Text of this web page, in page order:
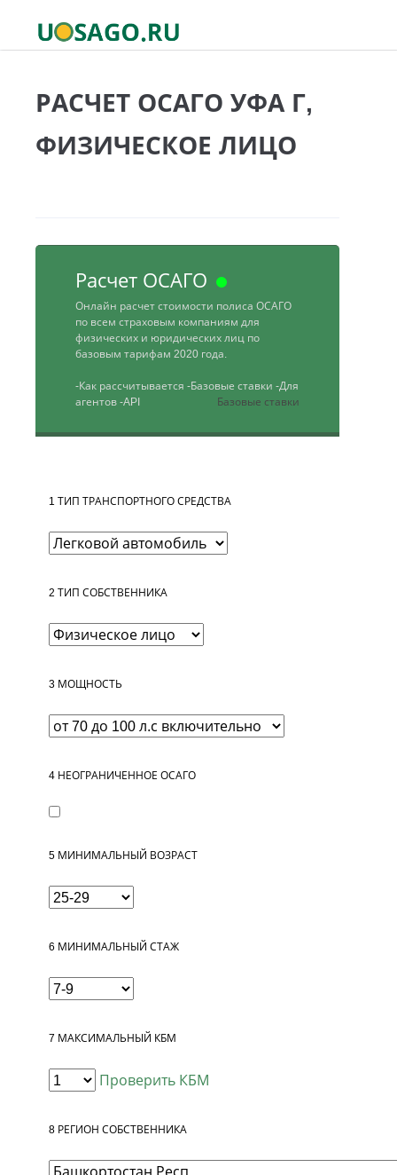
РАСЧЕТ ОСАГО УФА Г,
ФИЗИЧЕСКОЕ ЛИЦО
Расчет ОСАГО
Онлайн расчет стоимости полиса ОСАГО
по всем страховым компаниям для
физических и юридических лиц по
базовым тарифам 2020 года.
-Как рассчитывается -Базовые ставки -Для
агентов-API Базовые ставки
1 ТИП ТРАНСПОРТНОГО СРЕДСТВА
2 ТИП СОБСТВЕННИКА
3 МОЩНОСТЬ
4 НЕОГРАНИЧЕННОЕ ОСАГО
5 МИНИМАЛЬНЫЙ ВОЗРАСТ
6 МИНИМАЛЬНЫЙ СТАЖ
7 МАКСИМАЛЬНЫЙ КБМ
Проверить КБМ
8 РЕГИОН СОБСТВЕННИКА